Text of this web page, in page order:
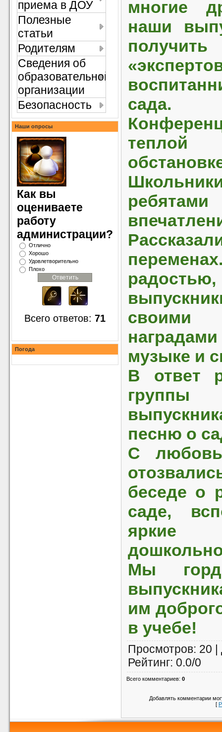
приема в ДОУ
Полезные
статьи
Родителям
Сведения об
образовательной
организации
Безопасность
Наши опросы
Как вы
оцениваете
работу
администрации?
Отлично
Хорошо
Удовлетворительно
Плохо
Всего ответов: 71
Погода
многие
наши
сада.
своими
музыке и
В ответ
группы
песню о
С
беседе о
саде,
Мы
им
в учебе!
Просмотров: 20 |
Рейтинг: 0.0/0
Всего комментариев: 0
Добавлять комментарии
[